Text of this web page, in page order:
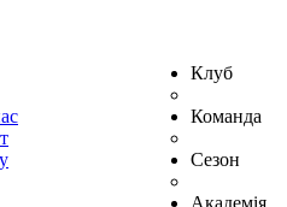
Клуб
Команда
Сезон
Академія